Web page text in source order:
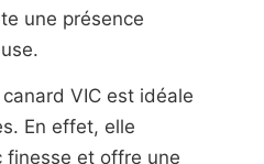
une présence
VIC est idéale
En effet, elle
finesse et offre une